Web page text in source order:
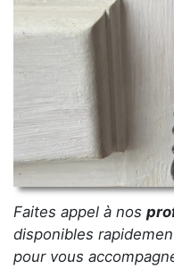
Faites appel à nos
disponibles
pour vous